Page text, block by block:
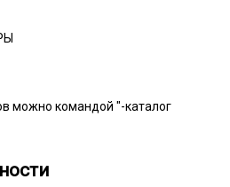
можно командой "-каталог